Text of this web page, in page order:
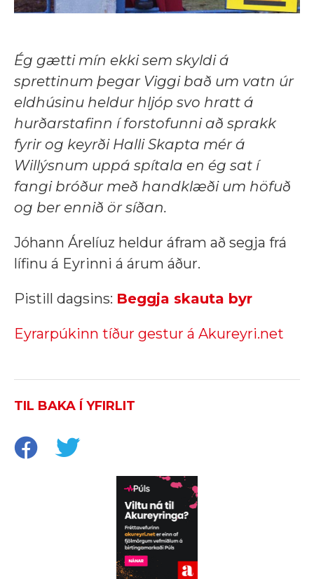
Ég gætti mín ekki sem skyldi á
sprettinum þegar Viggi bað um vatn úr
eldhúsinu heldur hljóp svo hratt á
hurðarstafinn í forstofunni að sprakk
fyrirog keyrði Halli Skapta mér á
Willýsnum uppá spítala en ég sat í
fangi bróður með handklæði um höfuð
og ber ennið ör síðan.
Jóhann Árelíuz heldur áfram að segja frá
lífinu á Eyrinni á árum áður.
Pistill dagsins: Beggja skauta byr
Eyrarpúkinn tíður gestur á Akureyri.net
TIL BAKA Í YFIRLIT